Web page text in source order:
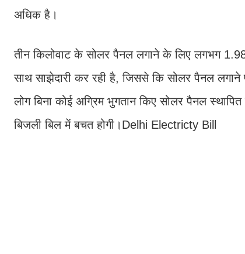
अधिक है।
तीन किलोवाट के सोलर पैनल लगाने के लिए लगभग 1.98
साथ साझेदारी कर रही है, जिससे कि सोलर पैनल
लोग बिना कोई अग्रिम भुगतान किए सोलर पैनल
बिजली बिल में बचत होगी।Delhi Electricty Bill